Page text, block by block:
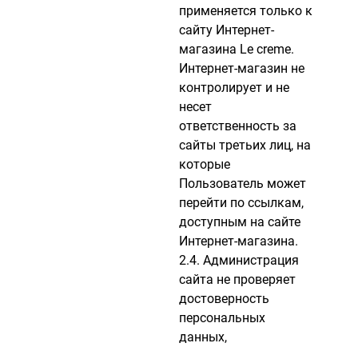
применяется только к
сайту Интернет-
магазина Le creme.
Интернет-магазин не
контролирует и не
несет
ответственность за
сайты третьих лиц, на
которые
Пользователь может
перейти по ссылкам,
доступным на сайте
Интернет-магазина.
2.4. Администрация
сайта не проверяет
достоверность
персональных
данных,